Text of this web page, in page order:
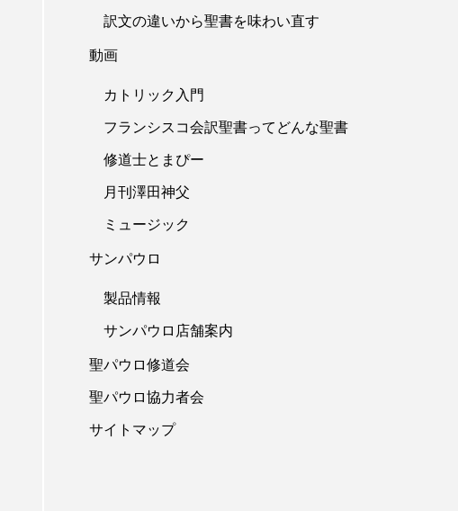
訳文の違いから聖書を味わい直す
動画
カトリック入門
フランシスコ会訳聖書ってどんな聖書
修道士とまぴー
月刊澤田神父
ミュージック
サンパウロ
製品情報
サンパウロ店舗案内
聖パウロ修道会
聖パウロ協力者会
サイトマップ